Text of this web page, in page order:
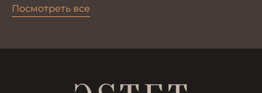
Посмотреть все